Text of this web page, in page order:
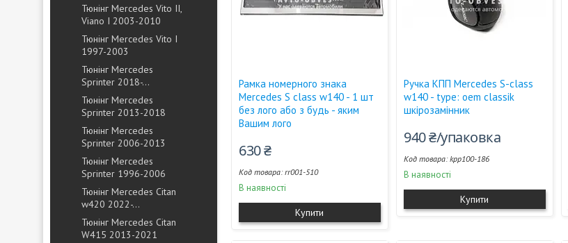
Тюнінг Mercedes Vito II,
Viano I 2003-2010
Тюнінг Mercedes Vito I
1997-2003
Тюнінг Mercedes
Sprinter 2018-...
Тюнінг Mercedes
Sprinter 2013-2018
Тюнінг Mercedes
Sprinter 2006-2013
Тюнінг Mercedes
Sprinter 1996-2006
Тюнінг Mercedes Citan
w420 2022-...
Тюнінг Mercedes Citan
W415 2013-2021
Рамка номерного знака
Mercedes S class w140 - 1 шт
без лого або з будь - яким
Вашим лого
630 ₴
rr001-510
В наявності
Купити
Ручка КПП Mercedes S-сlass
w140 - type: oem classik
шкірозамінник
940 ₴/упаковка
kpp100-186
В наявності
Купити